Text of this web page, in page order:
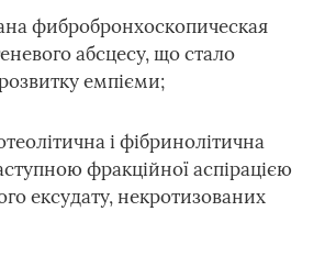
фибробронхоскопическая
абсцесу, що стало
емпієми;
і фібринолітична
фракційної аспірацією
ексудату, некротизованих